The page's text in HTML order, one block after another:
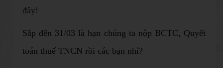
đây!
Sắp đến 31/03 là hạn chúng ta nộp BCTC, Quyết
toán thuế TNCN rồi các bạn nhỉ?